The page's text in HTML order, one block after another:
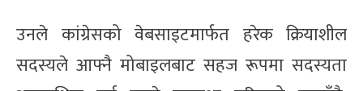
उनले कांग्रेसको वेबसाइटमार्फत हरेक क्रियाशील
सदस्यले आफ्नै मोबाइलबाट सहज रूपमा सदस्यता